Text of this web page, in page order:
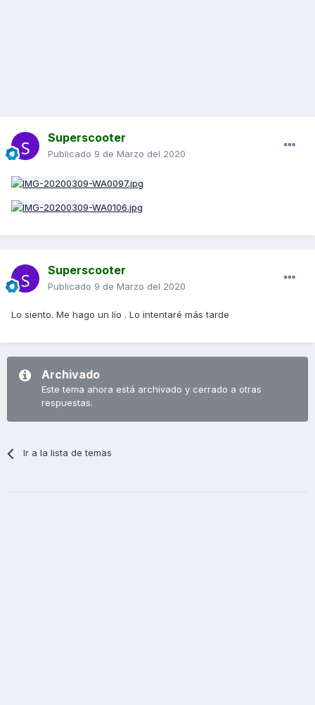
Superscooter
Publicado 9 de Marzo del 2020
Superscooter
Publicado 9 de Marzo del 2020
Lo siento. Me hago un lío . Lo intentaré más tarde
Archivado
Este tema ahora está archivado y cerrado a otras
respuestas.
Ir a la lista de temas